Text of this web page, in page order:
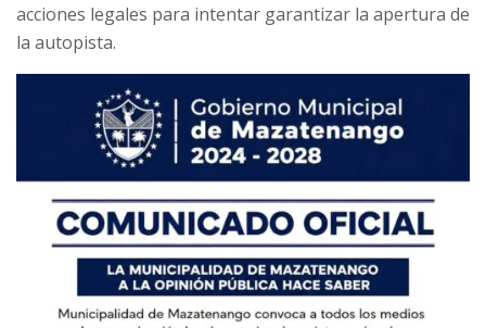
acciones legales para intentar garantizar la apertura de
la autopista.